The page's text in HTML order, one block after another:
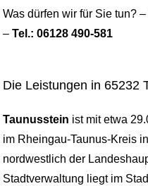
Was dürfen wir für Sie tun?
– Tel.: 06128 490-581
Die Leistungen in 65232
Taunusstein ist mit etwa
im Rheingau-Taunus-Kreis
nordwestlich der
Stadtverwaltung liegt im